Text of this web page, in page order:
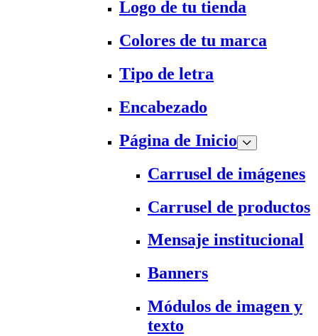
Logo de tu tienda
Colores de tu marca
Tipo de letra
Encabezado
Página de Inicio
Carrusel de imágenes
Carrusel de productos
Mensaje institucional
Banners
Módulos de imagen y
texto